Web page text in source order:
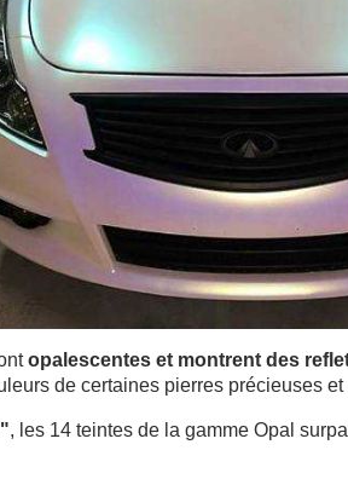
Livraison offerte en France
Paiement en 4x
Votre devis en
Partagez vos créations
Gagnez des points de
Livraison sous
Retour
Réduction de 5€
10€ de bon d'achat
Livraison sous
opalescentes et montrent des
de certaines pierres précieuses
, les 14 teintes de la gamme Opal